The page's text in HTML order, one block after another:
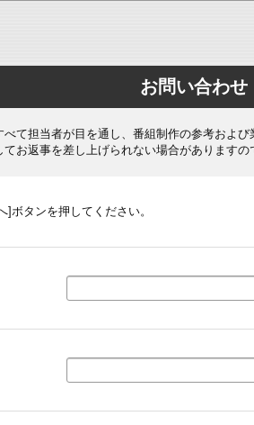
お問い合わせ
て担当者が目を通し、番組制作の参考および
お返事を差し上げられない場合がありますの
ボタンを押してください。